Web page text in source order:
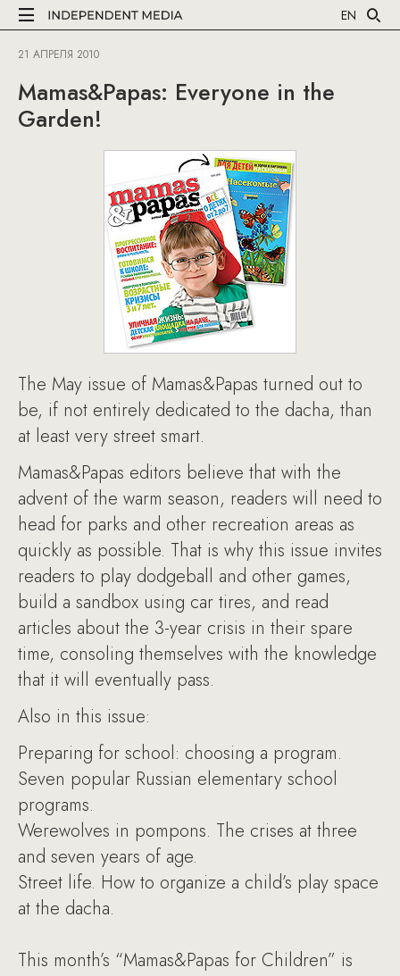
EN
21 АПРЕЛЯ 2010
Mamas&Papas: Everyone in the
Garden!
The May issue of Mamas&Papas turned out to
be, if not entirely dedicated to the dacha, than
at least very street smart.
Mamas&Papas editors believe that with the
advent of the warm season, readers will need to
head for parks and other recreation areas as
quickly as possible. That is why this issue invites
readers to play dodgeball and other games,
build a sandbox using car tires, and read
articles about the 3-year crisis in their spare
time, consoling themselves with the knowledge
that it will eventually pass.
Also in this issue:
Preparing for school: choosing a program.
Seven popular Russian elementary school
programs.
Werewolves in pompons. The crises at three
and seven years of age.
Street life. How to organize a child’s play space
at the dacha.
This month’s “Mamas&Papas for Children” is